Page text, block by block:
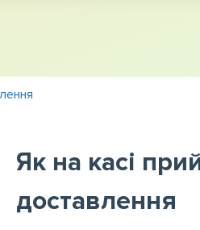
Як на касі
доставлення